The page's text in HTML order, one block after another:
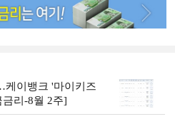
케이뱅크 '마이키즈
리-8월 2주]